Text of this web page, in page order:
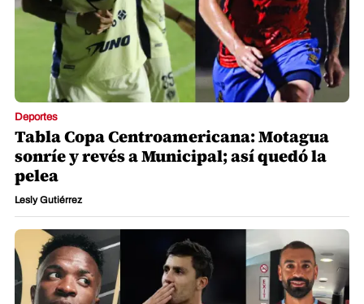
Deportes
Tabla Copa Centroamericana: Motagua
sonríe y revés a Municipal; así quedó la
pelea
Lesly Gutiérrez